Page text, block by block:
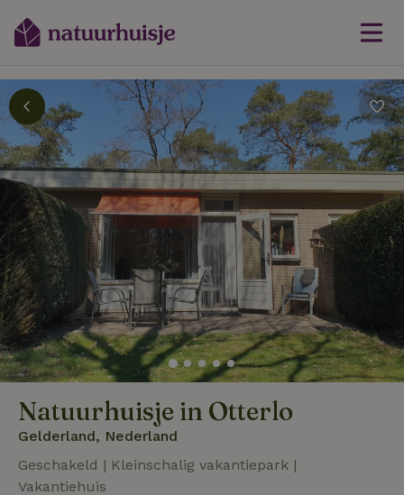
Natuurhuisje in Otterlo
Gelderland, Nederland
Geschakeld | Kleinschalig vakantiepark |
Vakantiehuis